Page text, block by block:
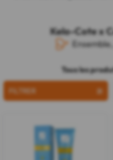
Kelo-Cote x
Tous les
FILTRER